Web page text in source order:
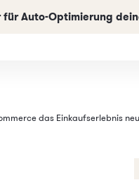
für Auto-Optimierung
das Einkaufserlebnis